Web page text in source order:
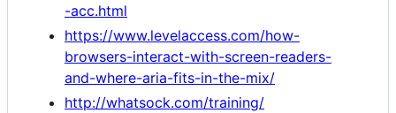
-acc.html
https://www.levelaccess.com/how-
browsers-interact-with-screen-readers-
and-where-aria-fits-in-the-mix/
http://whatsock.com/training/